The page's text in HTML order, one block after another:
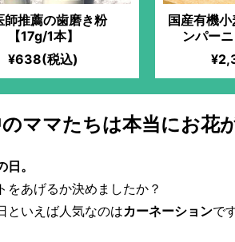
師推薦の歯磨き粉
【17g/1本】
¥638(税込)
国産有機
ンパー
MARKET
症の方も
パンを！
水「景勝
なの塩を使
わりぶり
ママたちは本当にお花
。
をあげるか決めましたか？
といえば人気なのはカーネーションで